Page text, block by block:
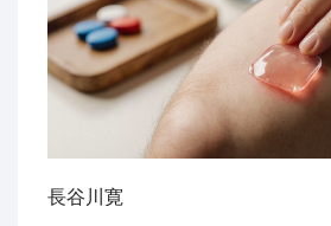
長谷川寛